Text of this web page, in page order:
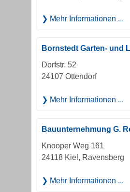
Mehr Informationen ...
Bornstedt Garten- und
Dorfstr. 52
24107 Ottendorf
Mehr Informationen ...
Bauunternehmung G.
Knooper Weg 161
24118 Kiel, Ravensberg
Mehr Informationen ...